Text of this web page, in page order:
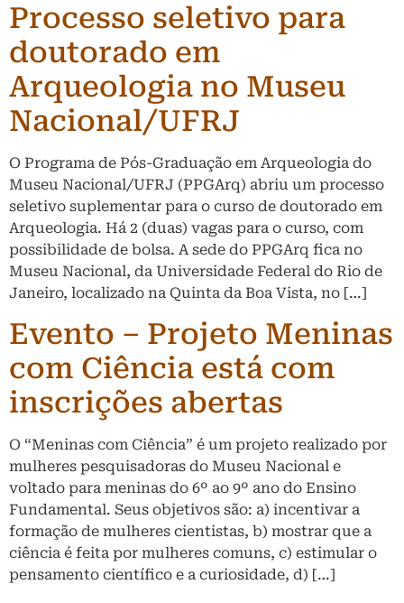
Processo seletivo para
doutorado em
Arqueologia no Museu
Nacional/UFRJ
O Programa de Pós-Graduação em Arqueologia do
Museu Nacional/UFRJ (PPGArq) abriu um processo
seletivo suplementar para o curso de doutorado em
Arqueologia. Há 2 (duas) vagas para o curso, com
possibilidade de bolsa. A sede do PPGArq fica no
Museu Nacional, da Universidade Federal do Rio de
Janeiro, localizado na Quinta da Boa Vista, no […]
Evento – Projeto Meninas
com Ciência está com
inscrições abertas
O “Meninas com Ciência” é um projeto realizado por
mulheres pesquisadoras do Museu Nacional e
voltado para meninas do 6º ao 9º ano do Ensino
Fundamental. Seus objetivos são: a) incentivar a
formação de mulheres cientistas, b) mostrar que a
ciência é feita por mulheres comuns, c) estimular o
pensamento científico e a curiosidade, d) […]